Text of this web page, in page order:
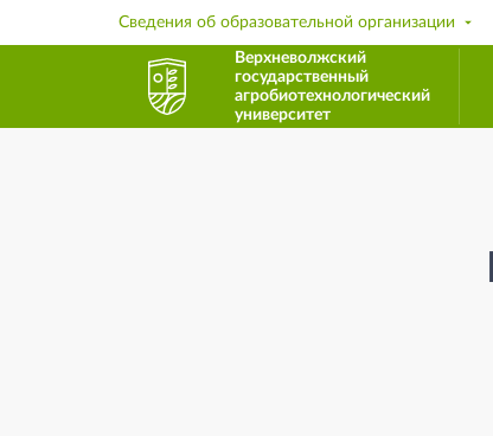
Сведения об образовательной организации
Верхневолжский
государственный
агробиотехнологический
университет